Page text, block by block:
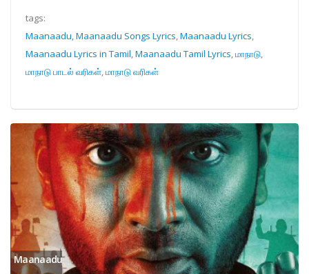
tags:
Maanaadu, Maanaadu Songs Lyrics,Maanaadu Lyrics,
Maanaadu Lyrics in Tamil,Maanaadu Tamil Lyrics,மாநாடு,
மாநாடு பாடல் வரிகள்,மாநாடு வரிகள்
Maanaadu